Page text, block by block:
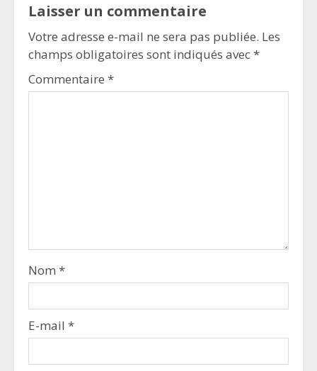
Laisser un commentaire
Votre adresse e-mail ne sera pas publiée. Les
champs obligatoires sont indiqués avec*
Commentaire *
Nom *
E-mail *